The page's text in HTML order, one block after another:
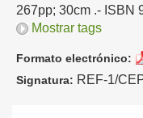
267pp; 30cm .- ISBN
Mostrar tags
Formato electrónico:
Signatura: REF-1/